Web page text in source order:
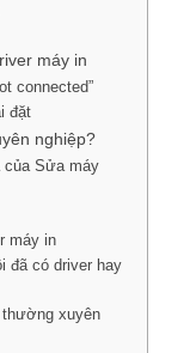
máy in
connected”
đặt
nghiệp?
của Sửa máy
máy in
đã có driver hay
thường xuyên